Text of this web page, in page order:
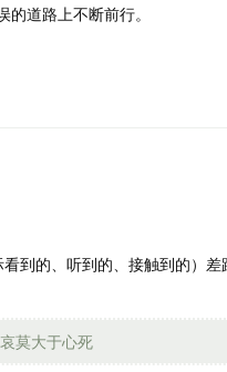
道路上不断前行。
到的、听到的、接触到的）
莫大于心死